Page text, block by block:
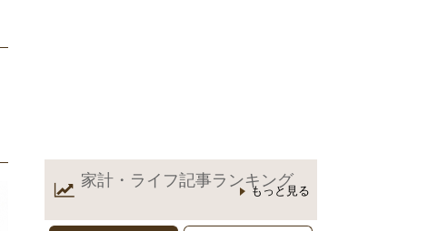
家計・ライフ記事ランキング
もっと見る